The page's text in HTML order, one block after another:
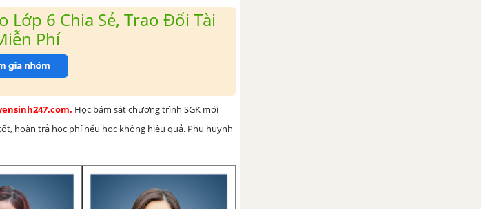
Lớp 6 Chia Sẻ, Trao Đổi Tài
Phí
Học bám sát chương trình SGK mới
hoàn trả học phí nếu học không hiệu quả. Phụ huynh